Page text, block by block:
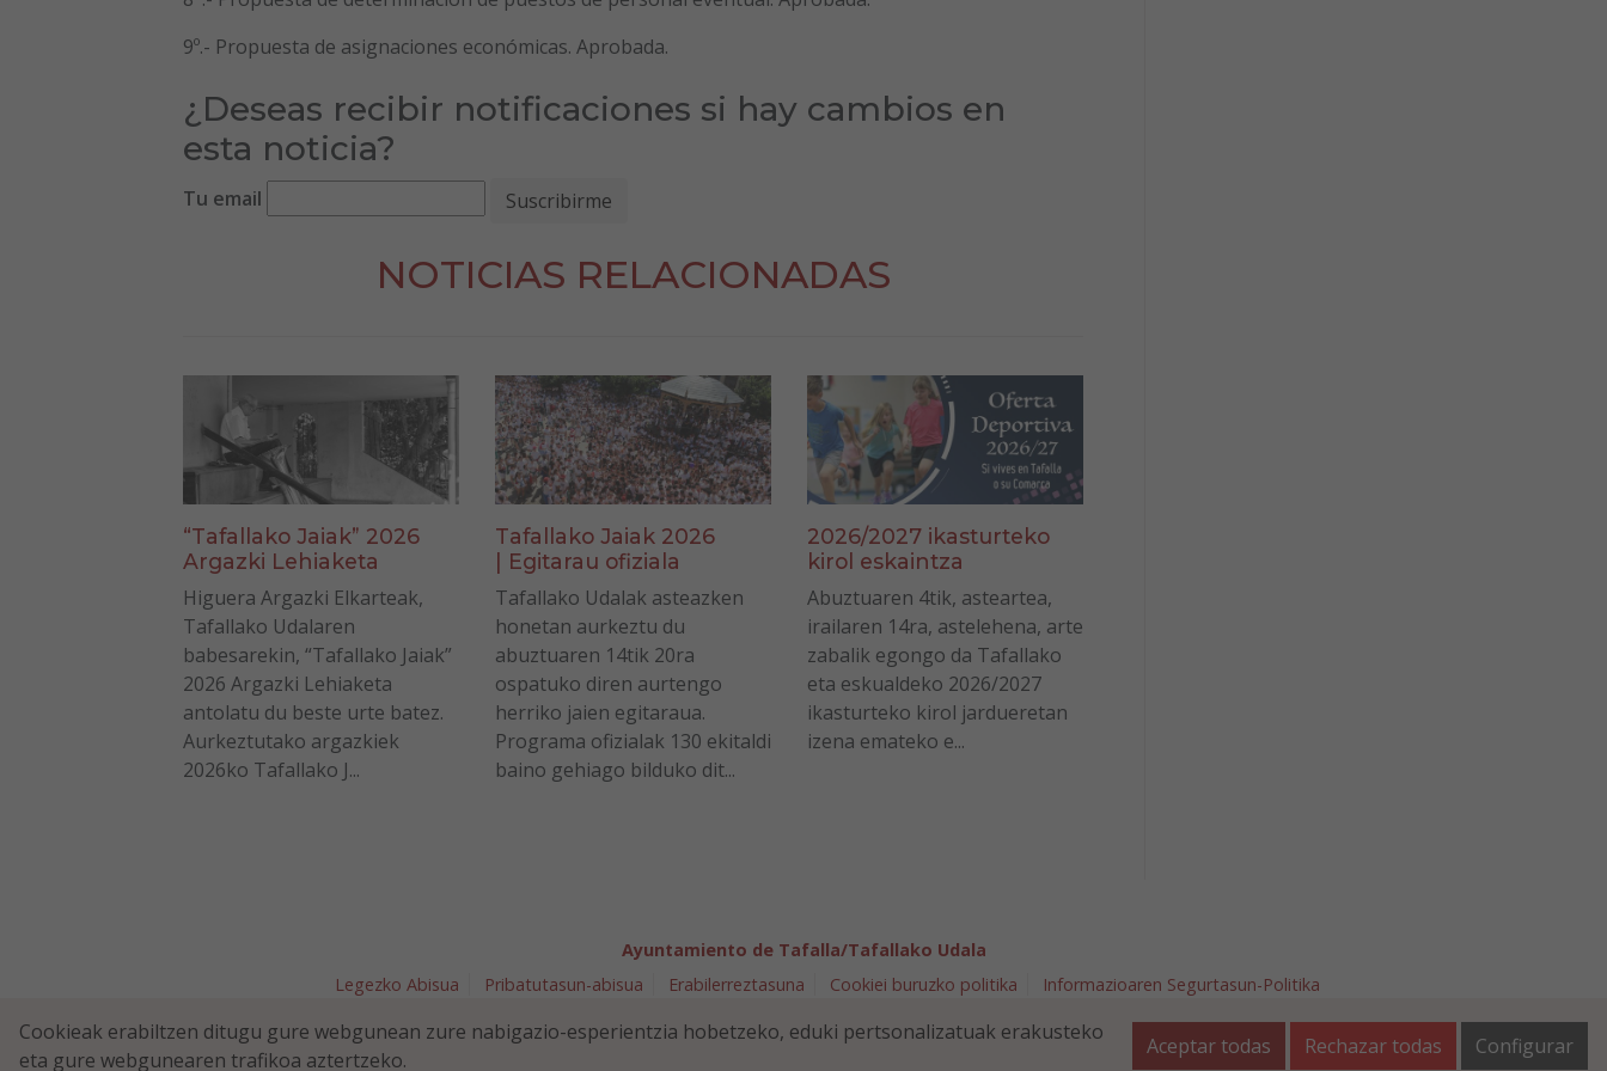
9º.- Propuesta de asignaciones económicas. Aprobada.
¿Deseas recibir notificaciones si hay cambios en
esta noticia?
Tu email
NOTICIAS RELACIONADAS
“Tafallako Jaiak” 2026
Argazki Lehiaketa
Higuera Argazki Elkarteak,
Tafallako Udalaren
babesarekin, “Tafallako Jaiak”
2026 Argazki Lehiaketa
antolatu du beste urte batez.
Aurkeztutako argazkiek
2026ko Tafallako J...
Tafallako Jaiak 2026
| Egitarau ofiziala
Tafallako Udalak asteazken
honetan aurkeztu du
abuztuaren 14tik 20ra
ospatuko diren aurtengo
herriko jaien egitaraua.
Programa ofizialak 130 ekitaldi
baino gehiago bilduko dit...
2026/2027 ikasturteko
kirol eskaintza
Abuztuaren 4tik, asteartea,
irailaren 14ra, astelehena, arte
zabalik egongo da Tafallako
eta eskualdeko 2026/2027
ikasturteko kirol jardueretan
izena emateko e...
Ayuntamiento de Tafalla/Tafallako Udala
Legezko Abisua
Pribatutasun-abisua Erabilerreztasuna Cookiei buruzko politika
Informazioaren Segurtasun-Politika
Plaza Navarra 5 - 31300 Tafalla (NAVARRA)
948 70 18 11 ayuntamiento@tafalla.es
Cookieak erabiltzen ditugu gure webgunean zure nabigazio-esperientzia hobetzeko, eduki pertsonalizatuak erakusteko
eta gure webgunearen trafikoa aztertzeko.
Aceptar todas Rechazar todas Configurar